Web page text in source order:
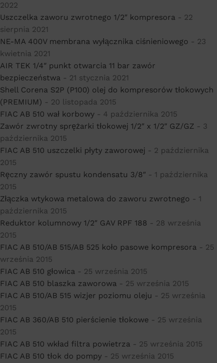
2022
Uszczelka zaworu zwrotnego 1/2″ kompresora - 22
sierpnia 2021
NE-MA 400V membrana wyłącznika ciśnieniowego - 23
kwietnia 2021
AIR TEK 1/4″ punkt otwarcia 11 bar zawór
bezpieczeństwa - 21 stycznia 2021
Shell Corena S2P (P100) olej do kompresorów tłokowych
(PREMIUM) - 20 listopada 2015
FIAC AB 510 wał korbowy - 4 października 2015
Zawór zwrotny sprężarki tłokowej 1/2″ x 1/2″ GZ/GZ - 3
października 2015
FIAC AB 510 uszczelki płyty zaworowej - 2 października
2015
Ręczny zawór spustu kondensatu 3/8″ - 1 października
2015
Złączka wtykowa metalowa do zaworu zwrotnego - 1
października 2015
Reduktor kolumnowy 1/2″ GAV RPF 188 - 28 września
2015
FIAC AB 510/AB 515/AB 525 koło pasowe kompresora - 25
września 2015
FIAC AB 510 głowica - 25 września 2015
FIAC AB 510 blaszka zaworowa - 25 września 2015
FIAC AB 510/AB 515 wizjer poziomu oleju - 25 września
2015
FIAC AB 360/AB 510 pierścienie tłokowe - 25 września
2015
FIAC AB 510 wkład filtra powietrza - 25 września 2015
FIAC AB 510 tłok do pompy - 25 września 2015